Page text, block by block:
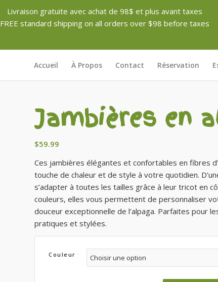
Livraison gratuite avec achat de 98$ et plus avant taxes
FREE standard shipping on all orders over $98 before taxes
Accueil À Propos Contact Réservation
Jambières en
$59.99
Ces jambières élégantes et confortables en fibres
touche de chaleur et de style à votre quotidien.
s’adapter à toutes les tailles grâce à leur tricot en
couleurs, elles vous permettent de personnaliser
douceur exceptionnelle de l’alpaga. Parfaites pour
pratiques et stylées.
Couleur